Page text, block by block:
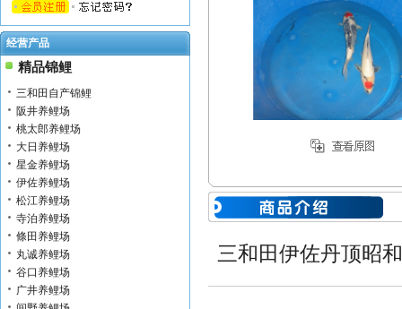
经营产品
精品锦鲤
三和田自产锦鲤
阪井养鲤场
桃太郎养鲤场
大日养鲤场
星金养鲤场
伊佐养鲤场
松江养鲤场
寺泊养鲤场
條田养鲤场
丸诚养鲤场
谷口养鲤场
广井养鲤场
三和田伊佐丹顶昭